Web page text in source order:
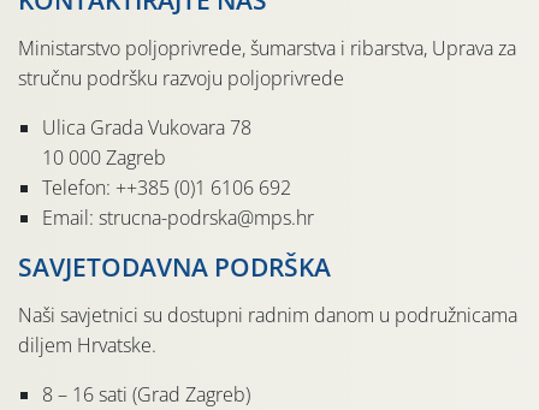
Ministarstvo poljoprivrede, šumarstva i ribarstva, Uprava za
stručnu podršku razvoju poljoprivrede
Ulica Grada Vukovara 78
10 000 Zagreb
Telefon: ++385 (0)1 6106 692
Email: strucna-podrska@mps.hr
SAVJETODAVNA PODRŠKA
Naši savjetnici su dostupni radnim danom u podružnicama
diljem Hrvatske.
8 – 16 sati (Grad Zagreb)